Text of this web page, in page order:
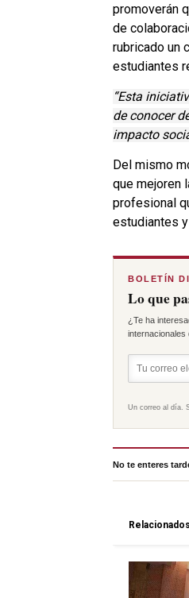
promoverán
de
rubricado un
estudiantes
“Esta
de conocer
impacto
Del mismo
que mejoren
profesional
estudiantes
BOLETÍN
Lo que
¿Te ha
internacionales
Un correo al día.
No te enteres
Relacionados